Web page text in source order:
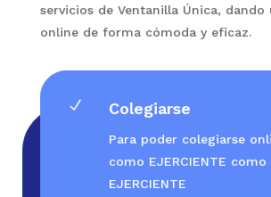
servicios de Ventanilla Única, dando
online de forma cómoda y eficaz.
N Colegiarse
Para poder colegiarse
como EJERCIENTE como
EJERCIENTE